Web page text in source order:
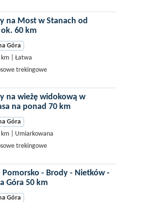
na Most w Stanach od
60 km
Góra
| Łatwa
trekingowe
na wieżę widokową w
na ponad 70 km
Góra
| Umiarkowana
trekingowe
Pomorsko - Brody - Nietków -
Góra 50 km
Góra